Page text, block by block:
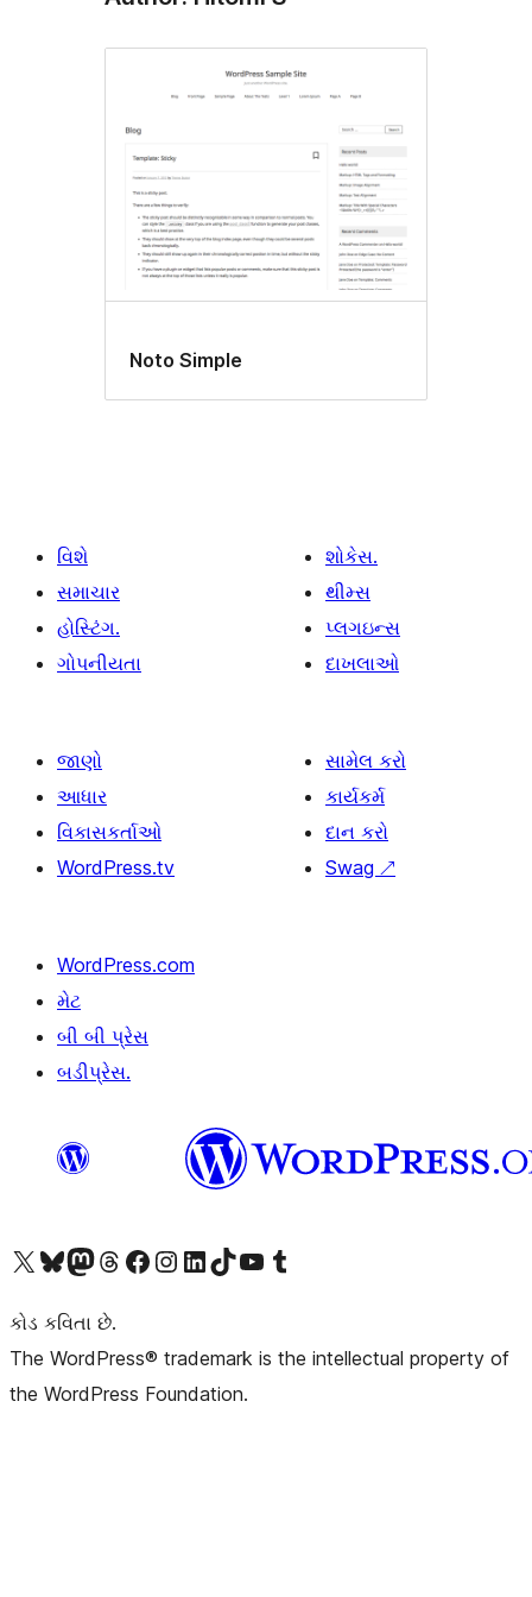
Noto Simple
વિશે
સમાચાર
હોસ્ટિંગ.
ગોપનીયતા
શોકેસ.
થીમ્સ
પ્લગઇન્સ
દાખલાઓ
જાણો
આધાર
વિકાસકર્તાઓ
WordPress.tv
સામેલ કરો
કાર્યકર્મ
દાન કરો
Swag ↗
WordPress.com
મેટ
બી બી પ્રેસ
બડીપ્રેસ.
અમારા X (અગાઉ ટ્વિટર) એકાઉન્ટની મુલાકાત લોઅમારા Bluesky એકાઉન્ટની મુલાકાત લોઅમારા માસ્ટોડોન એકાઉન્ટની મુલાકાત લોઅમારા Threads એકાઉન્ટની મુલાકાત લો અમારા ફેસબુક પેજની મુલાકાત લોઅમારા ઇન્સ્ટાગ્રામ એકાઉન્ટની મુલાકાત લો અમારા LinkedIn એકાઉન્ટની મુલાકાત લોઅમારા TikTok એકાઉન્ટની મુલાકાત લોઅમારી YouTube ચેનલની મુલાકાત લો અમારા Tumblr એકાઉન્ટની મુલાકાત લો
કોડ કવિતા છે.
The WordPress® trademark is the intellectual property of
the WordPress Foundation.